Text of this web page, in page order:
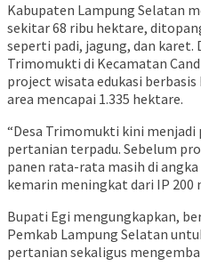
Kabupaten Lampung Selatan
sekitar 68 ribu hektare,
seperti padi, jagung, dan karet.
Trimomukti di Kecamatan
project wisata edukasi
area mencapai 1.335 hektare.
“Desa Trimomukti kini
pertanian terpadu. Sebelum
panen rata-rata masih di
kemarin meningkat dari IP 200
Bupati Egi mengungkapkan,
Pemkab Lampung Selatan
pertanian sekaligus